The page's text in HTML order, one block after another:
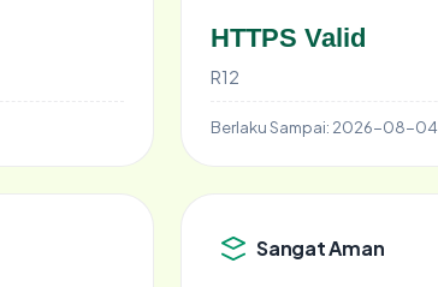
HTTPS Valid
R12
Berlaku Sampai: 2026-08-04
Sangat Aman